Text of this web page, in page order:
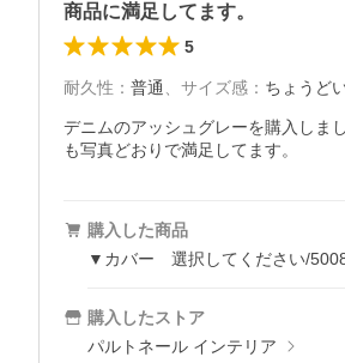
商品に満足してます。
5
耐久性 ： 普通 、 サイズ感 ： ちょうど
デニムのアッシュグレーを購入しま
も写真どおりで満足してます。
購入した商品
▼カバー 選択してください/
購入したストア
パルトネール インテリア